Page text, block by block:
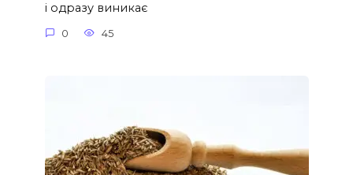
і одразу виникає
0 45